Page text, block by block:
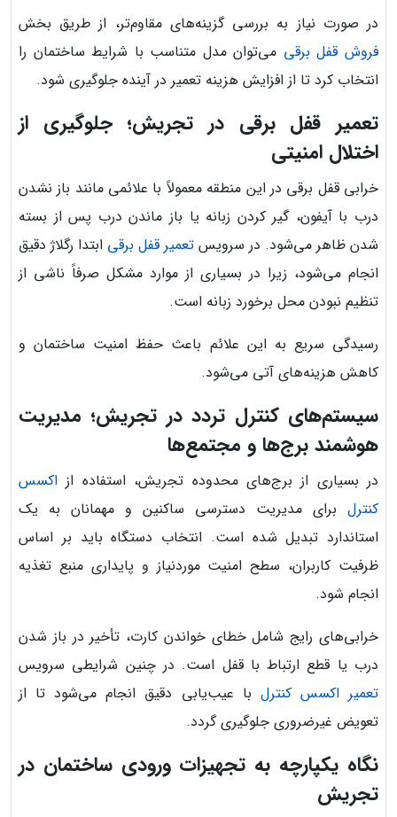
در صورت نیاز به بررسی گزینه‌های مقاوم‌تر، از طریق بخش
فروش قفل برقی می‌توان مدل متناسب با شرایط ساختمان را
انتخاب کرد تا از افزایش هزینه تعمیر در آینده جلوگیری شود.
تعمیر قفل برقی در تجریش؛ جلوگیری از
اختلال امنیتی
خرابی قفل برقی در این منطقه معمولاً با علائمی مانند باز نشدن
درب با آیفون، گیر کردن زبانه یا باز ماندن درب پس از بسته
شدن ظاهر می‌شود. در سرویس تعمیر قفل برقی ابتدا رگلاژ دقیق
انجام می‌شود، زیرا در بسیاری از موارد مشکل صرفاً ناشی از
تنظیم نبودن محل برخورد زبانه است.
رسیدگی سریع به این علائم باعث حفظ امنیت ساختمان و
کاهش هزینه‌های آتی می‌شود.
سیستم‌های کنترل تردد در تجریش؛ مدیریت
هوشمند برج‌ها و مجتمع‌ها
در بسیاری از برج‌های محدوده تجریش، استفاده از اکسس
کنترل برای مدیریت دسترسی ساکنین و مهمانان به یک
استاندارد تبدیل شده است. انتخاب دستگاه باید بر اساس
ظرفیت کاربران، سطح امنیت موردنیاز و پایداری منبع تغذیه
انجام شود.
خرابی‌های رایج شامل خطای خواندن کارت، تأخیر در باز شدن
درب یا قطع ارتباط با قفل است. در چنین شرایطی سرویس
تعمیر اکسس کنترل با عیب‌یابی دقیق انجام می‌شود تا از
تعویض غیرضروری جلوگیری گردد.
نگاه یکپارچه به تجهیزات ورودی ساختمان در
تجریش